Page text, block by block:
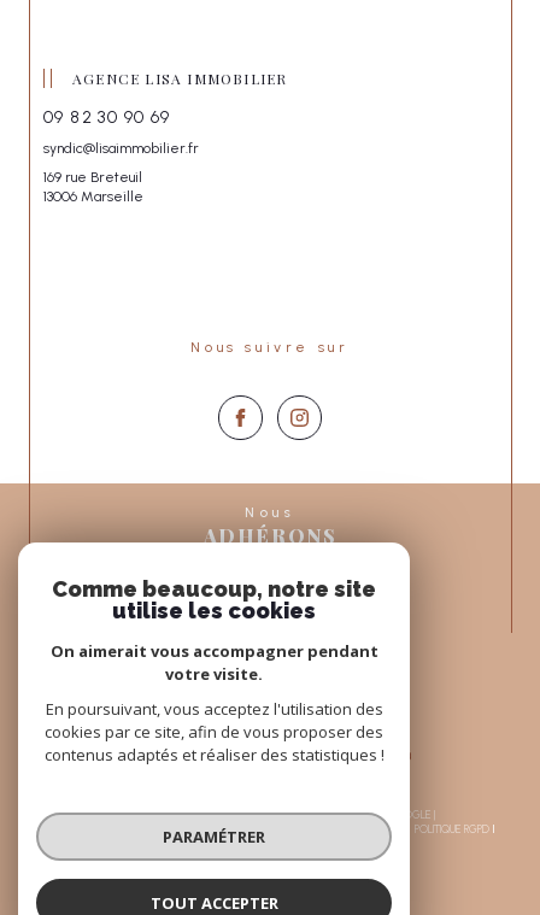
AGENCE LISA IMMOBILIER
09 82 30 90 69
syndic@lisaimmobilier.fr
169 rue Breteuil
13006 Marseille
Nous suivre sur
Nous
ADHÉRONS
© 2026 | TOUS DROITS RÉSERVÉS | TRADUCTION POWERED BY GOOGLE |
PLAN DU SITE MENTIONS LÉGALES NOS LIENS
POLITIQUE RGPD
COOKIES
Comme beaucoup, notre site
utilise les cookies
On aimerait vous accompagner pendant
votre visite.
En poursuivant, vous acceptez l'utilisation des
cookies par ce site, afin de vous proposer des
contenus adaptés et réaliser des statistiques !
PARAMÉTRER
TOUT ACCEPTER